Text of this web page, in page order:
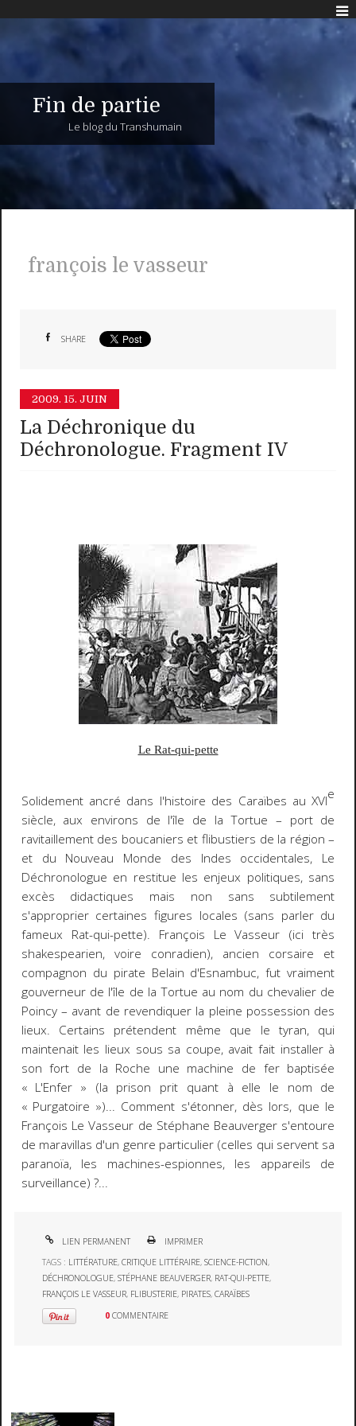
Fin de partie
Le blog du Transhumain
françois le vasseur
SHARE
2009. 15. JUIN
La Déchronique du
Déchronologue. Fragment IV
Le Rat-qui-pette
Solidement ancré dans l'histoire des Caraïbes au XVIe
siècle, aux environs de l'île de la Tortue – port de
ravitaillement des boucaniers et flibustiers de la région –
et du Nouveau Monde des Indes occidentales, Le
Déchronologue en restitue les enjeux politiques, sans
excès didactiques mais non sans subtilement
s'approprier certaines figures locales (sans parler du
fameux Rat-qui-pette). François Le Vasseur (ici très
shakespearien, voire conradien), ancien corsaire et
compagnon du pirate Belain d'Esnambuc, fut vraiment
gouverneur de l'île de la Tortue au nom du chevalier de
Poincy – avant de revendiquer la pleine possession des
lieux. Certains prétendent même que le tyran, qui
maintenait les lieux sous sa coupe, avait fait installer à
son fort de la Roche une machine de fer baptisée
« L'Enfer » (la prison prit quant à elle le nom de
« Purgatoire »)... Comment s'étonner, dès lors, que le
François Le Vasseur de Stéphane Beauverger s'entoure
de maravillas d'un genre particulier (celles qui servent sa
paranoïa, les machines-espionnes, les appareils de
surveillance) ?...
LIEN PERMANENT
IMPRIMER
TAGS : LITTÉRATURE,CRITIQUE LITTÉRAIRE,SCIENCE-FICTION,
DÉCHRONOLOGUE,STÉPHANE BEAUVERGER, RAT-QUI-PETTE,
FRANÇOIS LE VASSEUR, FLIBUSTERIE, PIRATES,CARAÏBES
0 COMMENTAIRE